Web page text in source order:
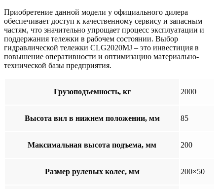
Приобретение данной модели у официального дилера
обеспечивает доступ к качественному сервису и запасным
частям, что значительно упрощает процесс эксплуатации и
поддержания тележки в рабочем состоянии. Выбор
гидравлической тележки CLG2020MJ – это инвестиция в
повышение оперативности и оптимизацию материально-
технической базы предприятия.
Грузоподъемность, кг 2000
Высота вил в нижнем положении, мм 85
Максимальная высота подъема, мм 200
Размер рулевых колес, мм 200×50